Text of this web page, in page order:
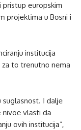
pristup europskim
projektima u Bosni i
institucija
za to trenutno nema
suglasnost. I dalje
nivoe vlasti da
ovih institucija“,